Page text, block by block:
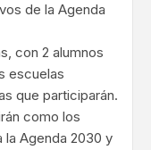
de la Agenda
con 2 alumnos
escuelas
que participarán.
como los
la Agenda 2030 y